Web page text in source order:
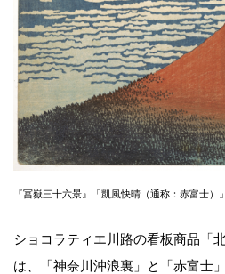
『冨嶽三十六景』「凱風快晴（通称：赤富士）」
ショコラティエ川路の看板商品「
は、「神奈川沖浪裏」と「赤富士